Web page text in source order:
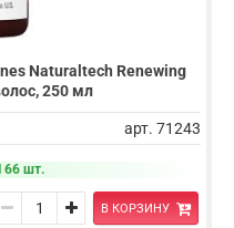
Naturaltech Renewing
250 мл
арт. 71243
66 шт.
В КОРЗИНУ